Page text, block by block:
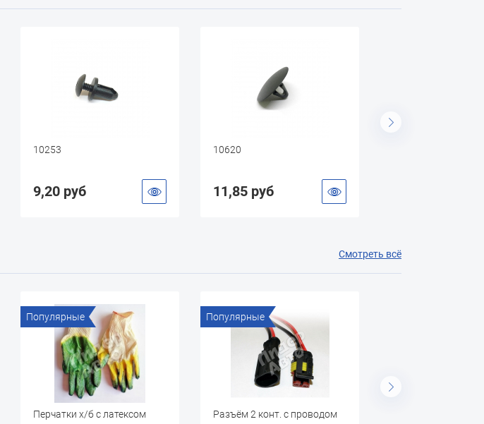
10253
9,20 руб
10620
11,85 руб
Смотреть всё
Популярные
Перчатки х/б с латексом
Популярные
Разъём 2 конт. с проводом